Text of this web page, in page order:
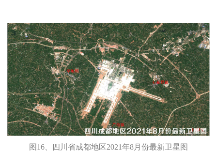
图16、四川省成都地区2021年8月份最新卫星图